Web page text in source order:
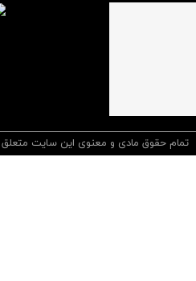
تمام حقوق مادی و معنوی این سایت